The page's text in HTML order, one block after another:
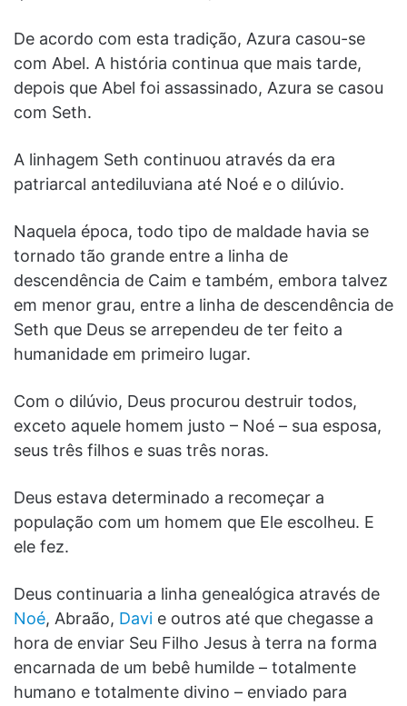
De acordo com esta tradição, Azura casou-se
com Abel. A história continua que mais tarde,
depois que Abel foi assassinado, Azura se casou
com Seth.
A linhagem Seth continuou através da era
patriarcal antediluviana até Noé e o dilúvio.
Naquela época, todo tipo de maldade havia se
tornado tão grande entre a linha de
descendência de Caim e também, embora talvez
em menor grau, entre a linha de descendência de
Seth que Deus se arrependeu de ter feito a
humanidade em primeiro lugar.
Com o dilúvio, Deus procurou destruir todos,
exceto aquele homem justo – Noé – sua esposa,
seus três filhos e suas três noras.
Deus estava determinado a recomeçar a
população com um homem que Ele escolheu. E
ele fez.
Deus continuaria a linha genealógica através de
Noé, Abraão, Davi e outros até que chegasse a
hora de enviar Seu Filho Jesus à terra na forma
encarnada de um bebê humilde – totalmente
humano e totalmente divino – enviado para